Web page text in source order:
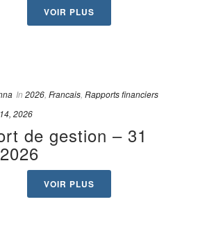
VOIR PLUS
In 2026 Francais Rapports financiers
2026
de gestion – 31
VOIR PLUS